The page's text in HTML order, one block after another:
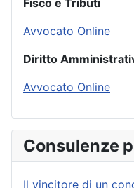
Fisco e Tributi
Avvocato Online
Diritto
Avvocato Online
Consulenze
Il vincitore di un